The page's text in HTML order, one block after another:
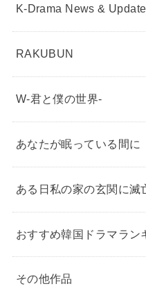
K-Drama News &
RAKUBUN
W-君と僕の世界-
あなたが眠っている間に
ある日私の家の玄関に滅
おすすめ韓国ドラマラン
その他作品